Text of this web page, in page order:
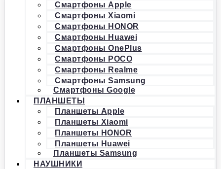
Смартфоны Apple
Смартфоны Xiaomi
Смартфоны HONOR
Смартфоны Huawei
Смартфоны OnePlus
Смартфоны POCO
Смартфоны Realme
Смартфоны Samsung
Смартфоны Google
ПЛАНШЕТЫ
Планшеты Apple
Планшеты Xiaomi
Планшеты HONOR
Планшеты Huawei
Планшеты Samsung
НАУШНИКИ